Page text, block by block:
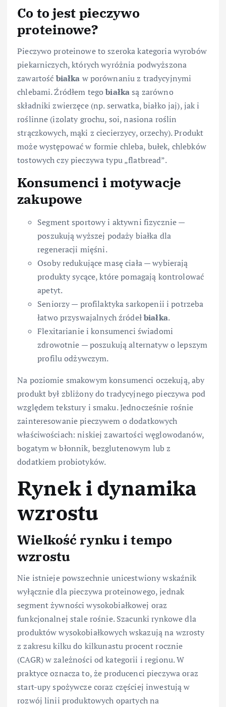
Co to jest pieczywo
proteinowe?
Pieczywo proteinowe to szeroka kategoria wyrobów
piekarniczych, których wyróżnia podwyższona
zawartość białka w porównaniu z tradycyjnymi
chlebami. Źródłem tegobiałkasą zarówno
składniki zwierzęce (np. serwatka, białko jaj), jak i
roślinne (izolaty grochu, soi, nasiona roślin
strączkowych, mąki z ciecierzycy, orzechy). Produkt
może występować w formie chleba, bułek, chlebków
tostowych czy pieczywa typu „flatbread”.
Konsumenci i motywacje
zakupowe
Segment sportowy i aktywni fizycznie —
poszukują wyższej podaży białka dla
regeneracji mięśni.
Osoby redukujące masę ciała — wybierają
produkty sycące, które pomagają kontrolować
apetyt.
Seniorzy — profilaktyka sarkopenii i potrzeba
łatwo przyswajalnych źródełbiałka.
Flexitarianie i konsumenci świadomi
zdrowotnie — poszukują alternatyw o lepszym
profilu odżywczym.
Na poziomie smakowym konsumenci oczekują, aby
produkt był zbliżony do tradycyjnego pieczywa pod
względem tekstury i smaku. Jednocześnie rośnie
zainteresowanie pieczywem o dodatkowych
właściwościach: niskiej zawartości węglowodanów,
bogatym w błonnik, bezglutenowym lub z
dodatkiem probiotyków.
Rynek i dynamika
wzrostu
Wielkość rynku i tempo
wzrostu
Nie istnieje powszechnie unicestwiony wskaźnik
wyłącznie dla pieczywa proteinowego, jednak
segment żywności wysokobiałkowej oraz
funkcjonalnej stale rośnie. Szacunki rynkowe dla
produktów wysokobiałkowych wskazują na wzrosty
z zakresu kilku do kilkunastu procent rocznie
(CAGR) w zależności od kategorii i regionu. W
praktyce oznacza to, że producenci pieczywa oraz
start-upy spożywcze coraz częściej inwestują w
rozwój linii produktowych opartych na